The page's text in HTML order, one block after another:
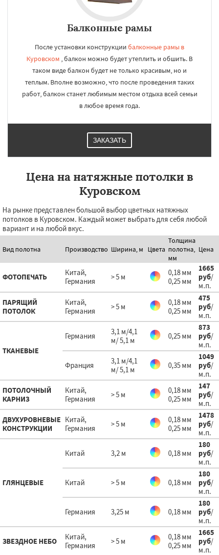
Балконные рамы
После установки конструкции балконные рамы в
Куровском , балкон можно будет утеплить и обшить. В
таком виде балкон будет не только красивым, но и
теплым. Вполне возможно, что после проведения таких
работ, балкон станет любимым местом отдыха всей семьи
в любое время года.
ЗАКАЗАТЬ
Цена на натяжные потолки в
Куровском
На рынке представлен большой выбор цветных натяжных
потолков в Куровском. Каждый может выбрать для себя любой
вариант и на любой вкус.
Вид полотна Производство Ширина, м Цвета
Толщина
полотна,
мм
Цена
ФОТОПЕЧАТЬ
Китай,
Германия
> 5 м
0,18 мм
0,25 мм
1665
руб/
м.п.
ПАРЯЩИЙ
ПОТОЛОК
Китай,
Германия
> 5 м
0,18 мм
0,25 мм
475
руб/
м.п.
ТКАНЕВЫЕ
Германия
3,1 м/4,1
м/ 5,1 м
0,25 мм
873
руб/
м.п.
Франция
3,1 м/4,1
м/ 5,1 м
0,35 мм
1049
руб/
м.п.
ПОТОЛОЧНЫЙ
КАРНИЗ
Китай,
Германия
> 5 м
0,18 мм
0,25 мм
147
руб/
м.п.
ДВУХУРОВНЕВЫЕ
КОНСТРУКЦИИ
Китай,
Германия
> 5 м
0,18 мм
0,25 мм
1478
руб/
м.п.
ГЛЯНЦЕВЫЕ
Китай 3,2 м 0,18 мм
180
руб/
м.п.
Китай > 5 м 0,18 мм
180
руб/
м.п.
Германия 3,25 м 0,18 мм
180
руб/
м.п.
ЗВЕЗДНОЕ НЕБО
Китай,
Германия
> 5 м
0,18 мм
0,25 мм
1665
руб/
м.п.